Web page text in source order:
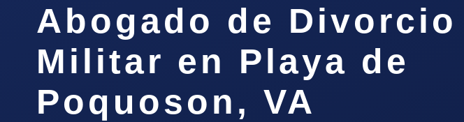
Abogado de Divorcio
Militar en Playa de
Poquoson, VA